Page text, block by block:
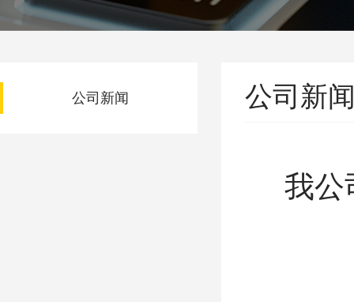
公司新闻 公司新
我公